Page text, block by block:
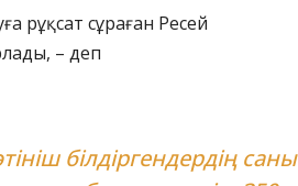
рұқсат сұраған Ресей
– деп
білдіргендердің саны